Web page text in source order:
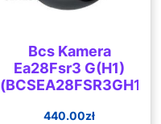
Bcs Kamera
Ea28Fsr3 G(H1)
(BCSEA28FSR3GH1)
440.00zł